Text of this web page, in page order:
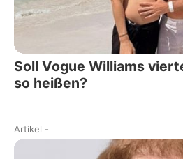
Soll Vogue Williams
so heißen?
Artikel -